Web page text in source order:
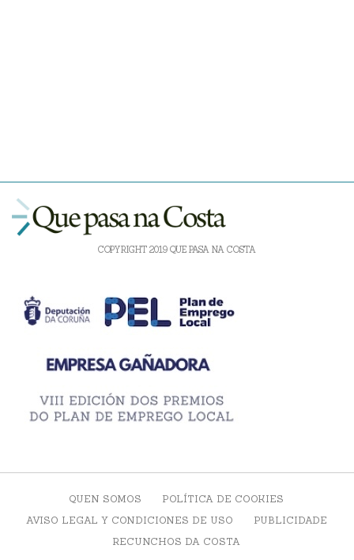
COPYRIGHT 2019 QUE PASA NA COSTA
QUEN SOMOS
POLÍTICA DE COOKIES
AVISO LEGAL Y CONDICIONES DE USO
PUBLICIDADE
RECUNCHOS DA COSTA